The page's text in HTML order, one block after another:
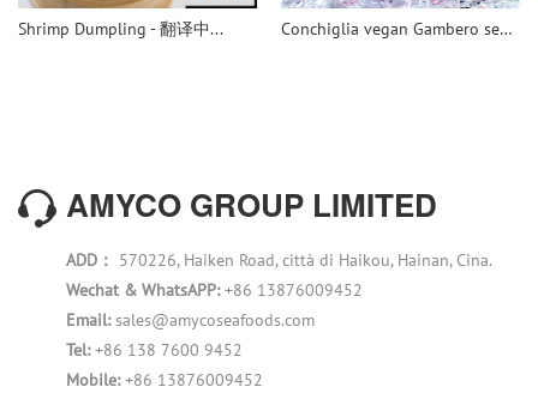
Shrimp Dumpling - 翻译中... Conchiglia vegan Gambero senza testa
AMYCO GROUP LIMITED
ADD： 570226, Haiken Road, città di Haikou, Hainan, Cina.
Wechat & WhatsAPP:+86 13876009452
Email:sales@amycoseafoods.com
Tel:+86 138 7600 9452
Mobile:+86 13876009452